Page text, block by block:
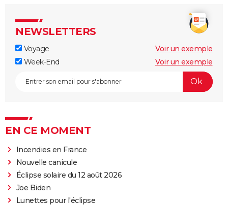
NEWSLETTERS
Voyage
Voir un exemple
Week-End
Voir un exemple
EN CE MOMENT
Incendies en France
Nouvelle canicule
Éclipse solaire du 12 août 2026
Joe Biden
Lunettes pour l'éclipse